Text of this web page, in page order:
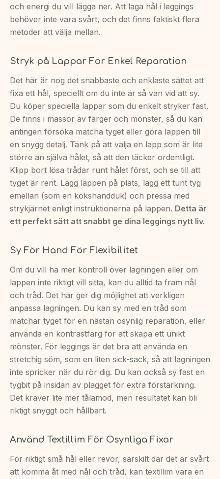
och energi du vill lägga ner. Att laga hål i leggings
behöver inte vara svårt, och det finns faktiskt flera
metoder att välja mellan.
Stryk på Lappar För Enkel Reparation
Det här är nog det snabbaste och enklaste sättet att
fixa ett hål, speciellt om du inte är så van vid att sy.
Du köper speciella lappar som du enkelt stryker fast.
De finns i massor av färger och mönster, så du kan
antingen försöka matcha tyget eller göra lappen till
en snygg detalj. Tänk på att välja en lapp som är lite
större än själva hålet, så att den täcker ordentligt.
Klipp bort lösa trådar runt hålet först, och se till att
tyget är rent. Lägg lappen på plats, lägg ett tunt tyg
emellan (som en kökshandduk) och pressa med
strykjärnet enligt instruktionerna på lappen. Detta är
ett perfekt sätt att snabbt ge dina leggings nytt liv.
Sy För Hand För Flexibilitet
Om du vill ha mer kontroll över lagningen eller om
lappen inte riktigt vill sitta, kan du alltid ta fram nål
och tråd. Det här ger dig möjlighet att verkligen
anpassa lagningen. Du kan sy med en tråd som
matchar tyget för en nästan osynlig reparation, eller
använda en kontrastfärg för att skapa ett unikt
mönster. För leggings är det bra att använda en
stretchig söm, som en liten sick-sack, så att lagningen
inte spricker när du rör dig. Du kan också sy fast en
tygbit på insidan av plagget för extra förstärkning.
Det kräver lite mer tålamod, men resultatet kan bli
riktigt snyggt och hållbart.
Använd Textillim För Osynliga Fixar
För riktigt små hål eller revor, särskilt där det är svårt
att komma åt med nål och tråd, kan textillim vara en